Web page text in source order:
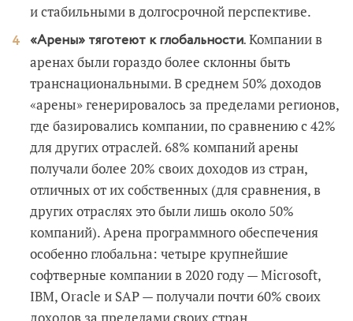
и стабильными в долгосрочной перспективе.
«Арены» тяготеют к глобальности.Компании в
аренах были гораздо более склонны быть
транснациональными. В среднем 50% доходов
«арены» генерировалось за пределами регионов,
где базировались компании, по сравнению с 42%
для других отраслей. 68% компаний арены
получали более 20% своих доходов из стран,
отличных от их собственных (для сравнения, в
других отраслях это были лишь около 50%
компаний). Арена программного обеспечения
особенно глобальна: четыре крупнейшие
софтверные компании в 2020 году — Microsoft,
IBM, Oracle и SAP — получали почти 60% своих
доходов за пределами своих стран.